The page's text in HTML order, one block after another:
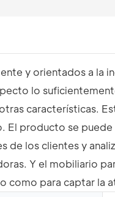
y orientados a la
lo
características.
producto se puede
de los clientes y
Y el mobiliario
como para captar la